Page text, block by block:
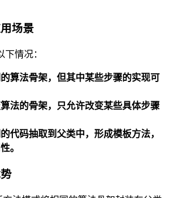
场景
情况：
算法骨架，但其中某些步骤的实现可
法的骨架，只允许改变某些具体步骤
代码抽取到父类中，形成模板方法，
。